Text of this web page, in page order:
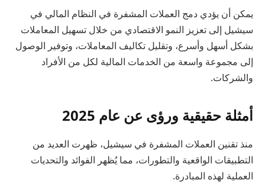
يمكن أن يؤدي دمج العملات المشفرة في النظام المالي في
سيشيل إلى تعزيز النمو الاقتصادي من خلال تسهيل المعاملات
بشكل أسهل وأسرع، وتقليل تكاليف المعاملات، وتوفير الوصول
إلى مجموعة واسعة من الخدمات المالية لكل من الأفراد
والشركات.
أمثلة حقيقية ورؤى عن عام 2025
منذ تقنين العملات المشفرة في سيشيل، ظهرت العديد من
التطبيقات الواقعية والتطورات، مما يُظهر الفوائد والتحديات
العملية لهذه المبادرة.